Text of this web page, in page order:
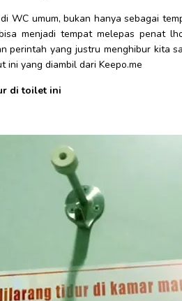
WC umum, bukan hanya sebagai
menjadi tempat melepas penat
perintah yang justru menghibur kita
ini yang diambil dari Keepo.me
di toilet ini